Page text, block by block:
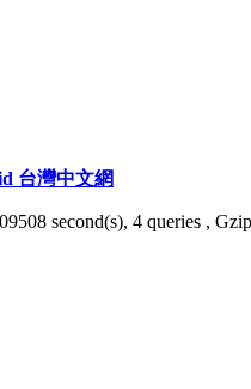
台灣中文網
second(s), 4 queries ,